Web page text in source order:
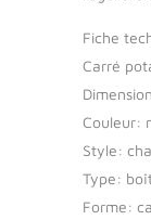
Fiche
Carré
Couleur:
Style:
Type:
Forme: